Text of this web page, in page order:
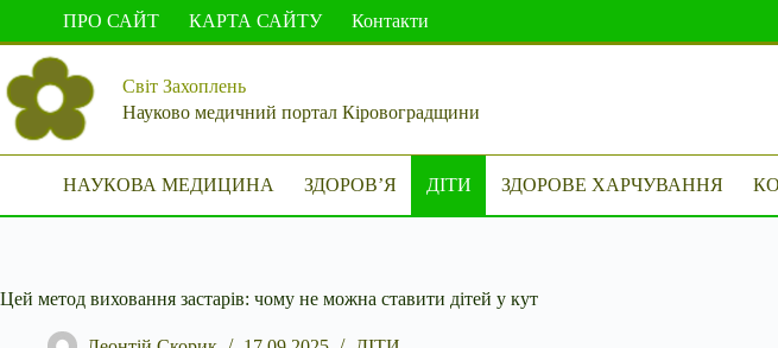
вмісту
ПРО САЙТ КАРТА САЙТУ Контакти
Світ Захоплень
Науково медичний портал Кіровоградщини
НАУКОВА МЕДИЦИНА ЗДОРОВ’Я ДІТИ ЗДОРОВЕ ХАРЧУВАННЯ
Цей метод виховання застарів: чому не можна ставити дітей у кут